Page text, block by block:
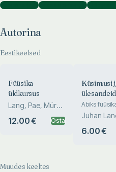
Autorina )Kaasautorina )Tõlkijana
Autorina
Eestikeelsed
Füüsika
üldkursus
Lang, Pae, Mürk,
12.00 € Osta
Küsimusi
ülesandeid
füüsikast
Abiks
üldkursuse
Juhan
6.00 €
Muudes keeltes